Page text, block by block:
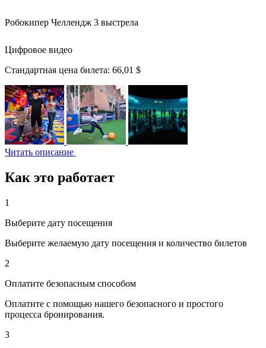
Робокипер Челлендж 3 выстрела
Цифровое видео
Стандартная цена билета: 66,01 $
Читать описание
Как это работает
1
Выберите дату посещения
Выберите желаемую дату посещения и количество билетов
2
Оплатите безопасным способом
Оплатите с помощью нашего безопасного и простого
процесса бронирования.
3